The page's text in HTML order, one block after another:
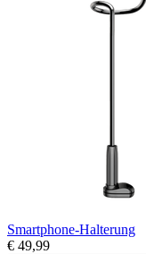
Smartphone-Halterung
€ 49,99